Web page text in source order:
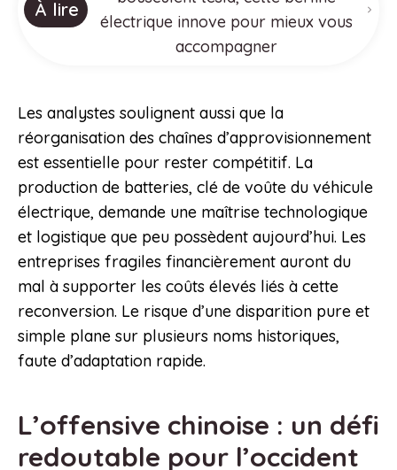
À lire
électrique innove pour mieux vous
accompagner
Les analystes soulignent aussi que la
réorganisation des chaînes d’approvisionnement
est essentielle pour rester compétitif. La
production de batteries, clé de voûte du véhicule
électrique, demande une maîtrise technologique
et logistique que peu possèdent aujourd’hui. Les
entreprises fragiles financièrement auront du
mal à supporter les coûts élevés liés à cette
reconversion. Le risque d’une disparition pure et
simple plane sur plusieurs noms historiques,
faute d’adaptation rapide.
L’offensive chinoise : un défi
redoutable pour l’occident